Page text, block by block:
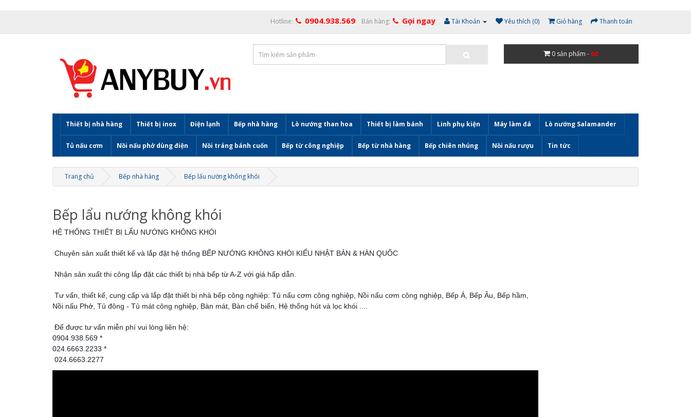
Hotline: 0904.938.569 Bán hàng: Gọi ngay Tài Khoản Yêu thích (0) Giỏ hàng Thanh toán
0 sản phẩm - 0đ
Thiết bị nhà hàng Thiết bị inox Điện lạnh Bếp nhà hàng Lò nướng than hoa Thiết bị làm bánh Linh phụ kiện Máy làm đá Lò nướng Salamander
Tủ nấu cơm Nồi nấu phở dùng điện Nồi tráng bánh cuốn Bếp từ công nghiệp Bếp từ nhà hàng Bếp chiên nhúng Nồi nấu rượu Tin tức
Trang chủ Bếp nhà hàng Bếp lẩu nướng không khói
Bếp lẩu nướng không khói
HỆ THỐNG THIẾT BỊ LẨU NƯỚNG KHÔNG KHÓI
Chuyên sản xuất thiết kế và lắp đặt hệ thống BẾP NƯỚNG KHÔNG KHÓI KIỂU NHẬT BẢN & HÀN QUỐC
Nhận sản xuất thi công lắp đặt các thiết bị nhà bếp từ A-Z với giá hấp dẫn.
Tư vấn, thiết kế, cung cấp và lắp đặt thiết bị nhà bếp công nghiệp: Tủ nấu cơm công nghiệp, Nồi nấu cơm công nghiệp, Bếp Á, Bếp Âu, Bếp hầm,
Nồi nấu Phở, Tủ đông - Tủ mát công nghiệp, Bàn mát, Bàn chế biến, Hệ thống hút và lọc khói ....
Để được tư vấn miễn phí vui lòng liên hệ:
0904.938.569 *
024.6663.2233 *
024.6663.2277